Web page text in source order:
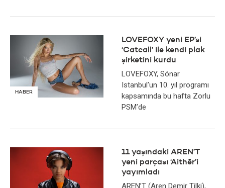
HABER
LOVEFOXY yeni EP’si
‘Catcall’ ile kendi plak
şirketini kurdu
LOVEFOXY, Sónar
Istanbul’un 10. yıl programı
kapsamında bu hafta Zorlu
PSM’de
11 yaşındaki AREN’T
yeni parçası ‘Aithēr’i
yayımladı
AREN’T (Aren Demir Tilki),